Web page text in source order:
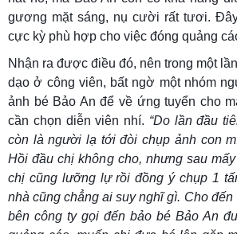
gương mặt sáng, nụ cười rất tươi.
cực kỳ phù hợp cho việc đóng quảng
Nhận ra được điều đó, nên trong một
dạo ở công viên, bất ngờ một nhóm
ảnh bé Bảo An để về ứng tuyển cho
cần chọn diễn viên nhí. “Do lần đầu
còn là người lạ tới đòi chụp ảnh con
Hồi đầu chị không cho, nhưng sau
chị cũng lưỡng lự rồi đồng ý chụp 1
nhà cũng chẳng ai suy nghĩ gì. Cho đến
bên công ty gọi đến bảo bé Bảo An